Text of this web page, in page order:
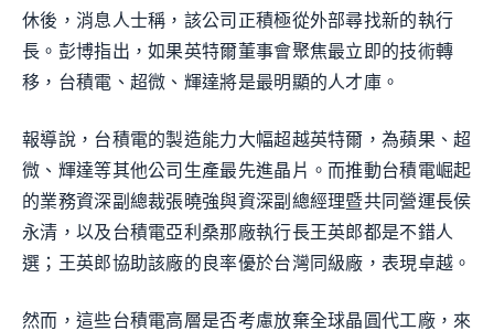
休後，消息人士稱，該公司正積極從外部尋找新的執行
長。彭博指出，如果英特爾董事會聚焦最立即的技術轉
移，台積電、超微、輝達將是最明顯的人才庫。
報導說，台積電的製造能力大幅超越英特爾，為蘋果、超
微、輝達等其他公司生產最先進晶片。而推動台積電崛起
的業務資深副總裁張曉強與資深副總經理暨共同營運長侯
永清，以及台積電亞利桑那廠執行長王英郎都是不錯人
選；王英郎協助該廠的良率優於台灣同級廠，表現卓越。
然而，這些台積電高層是否考慮放棄全球晶圓代工廠，來